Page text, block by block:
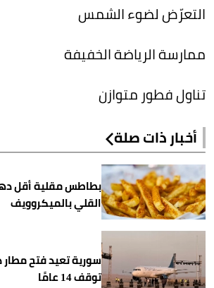
التعرّض لضوء الشمس
ممارسة الرياضة الخفيفة
تناول فطور متوازن
أخبار ذات صلة
بطاطس مقلية أقل
القلي بالميكروويف
سورية تعيد فتح مطار
توقف 14 عامًا